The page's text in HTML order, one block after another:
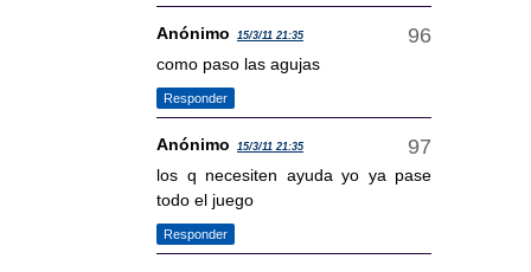
Anónimo 15/3/11 21:35
como paso las agujas
Responder
Anónimo 15/3/11 21:35
los q necesiten ayuda yo ya pase
todo el juego
Responder